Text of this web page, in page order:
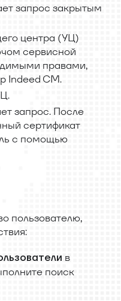
запрос закрытым
центра (УЦ)
сервисной
правами,
Indeed CM.
запрос. После
сертификат
с помощью
пользователю,
в
поиск